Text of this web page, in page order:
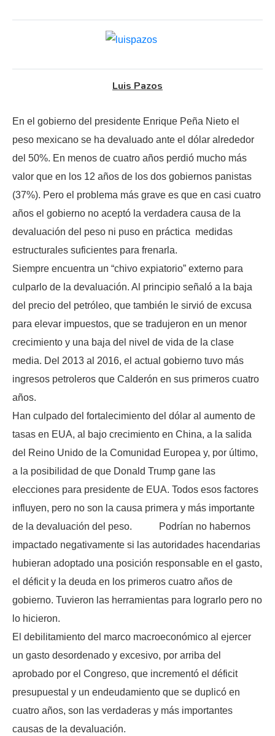
Luis Pazos
En el gobierno del presidente Enrique Peña Nieto el
peso mexicano se ha devaluado ante el dólar alrededor
del 50%. En menos de cuatro años perdió mucho más
valor que en los 12 años de los dos gobiernos panistas
(37%). Pero el problema más grave es que en casi cuatro
años el gobierno no aceptó la verdadera causa de la
devaluación del peso ni puso en práctica medidas
estructurales suficientes para frenarla.
Siempre encuentra un “chivo expiatorio” externo para
culparlo de la devaluación. Al principio señaló a la baja
del precio del petróleo, que también le sirvió de excusa
para elevar impuestos, que se tradujeron en un menor
crecimiento y una baja del nivel de vida de la clase
media. Del 2013 al 2016, el actual gobierno tuvo más
ingresos petroleros que Calderón en sus primeros cuatro
años.
Han culpado del fortalecimiento del dólar al aumento de
tasas en EUA, al bajo crecimiento en China, a la salida
del Reino Unido de la Comunidad Europea y, por último,
a la posibilidad de que Donald Trump gane las
elecciones para presidente de EUA. Todos esos factores
influyen, pero no son la causa primera y más importante
de la devaluación del peso. Podrían no habernos
impactado negativamente si las autoridades hacendarias
hubieran adoptado una posición responsable en el gasto,
el déficit y la deuda en los primeros cuatro años de
gobierno. Tuvieron las herramientas para lograrlo pero no
lo hicieron.
El debilitamiento del marco macroeconómico al ejercer
un gasto desordenado y excesivo, por arriba del
aprobado por el Congreso, que incrementó el déficit
presupuestal y un endeudamiento que se duplicó en
cuatro años, son las verdaderas y más importantes
causas de la devaluación.